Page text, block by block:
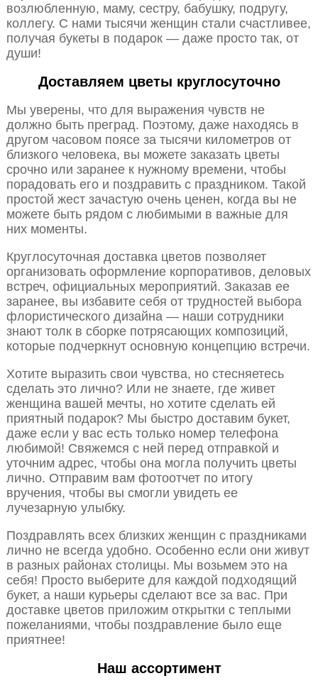
возлюбленную, маму, сестру, бабушку, подругу,
коллегу. С нами тысячи женщин стали счастливее,
получая букеты в подарок — даже просто так, от
души!
Доставляем цветы круглосуточно
Мы уверены, что для выражения чувств не
должно быть преград. Поэтому, даже находясь в
другом часовом поясе за тысячи километров от
близкого человека, вы можете заказать цветы
срочно или заранее к нужному времени, чтобы
порадовать его и поздравить с праздником. Такой
простой жест зачастую очень ценен, когда вы не
можете быть рядом с любимыми в важные для
них моменты.
Круглосуточная доставка цветов позволяет
организовать оформление корпоративов, деловых
встреч, официальных мероприятий. Заказав ее
заранее, вы избавите себя от трудностей выбора
флористического дизайна — наши сотрудники
знают толк в сборке потрясающих композиций,
которые подчеркнут основную концепцию встречи.
Хотите выразить свои чувства, но стесняетесь
сделать это лично? Или не знаете, где живет
женщина вашей мечты, но хотите сделать ей
приятный подарок? Мы быстро доставим букет,
даже если у вас есть только номер телефона
любимой! Свяжемся с ней перед отправкой и
уточним адрес, чтобы она могла получить цветы
лично. Отправим вам фотоотчет по итогу
вручения, чтобы вы смогли увидеть ее
лучезарную улыбку.
Поздравлять всех близких женщин с праздниками
лично не всегда удобно. Особенно если они живут
в разных районах столицы. Мы возьмем это на
себя! Просто выберите для каждой подходящий
букет, а наши курьеры сделают все за вас. При
доставке цветов приложим открытки с теплыми
пожеланиями, чтобы поздравление было еще
приятнее!
Наш ассортимент